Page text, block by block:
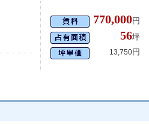
770,000円
56坪
13,750円